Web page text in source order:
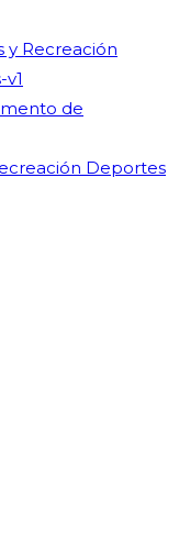
y Recreación
de
Deportes